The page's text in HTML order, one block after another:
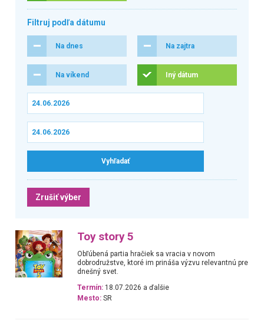
Filtruj podľa dátumu
Na dnes Na zajtra
Na víkend Iný dátum
Zrušiť výber
Toy story 5
Obľúbená partia hračiek sa vracia v novom
dobrodružstve, ktoré im prináša výzvu relevantnú pre
dnešný svet.
Termín: 18.07.2026 a ďalšie
Mesto: SR